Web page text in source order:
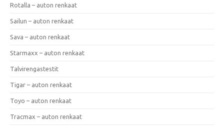
Rotalla – auton renkaat
Sailun – auton renkaat
Sava – auton renkaat
Starmaxx – auton renkaat
Talvirengastestit
Tigar – auton renkaat
Toyo – auton renkaat
Tracmax – auton renkaat